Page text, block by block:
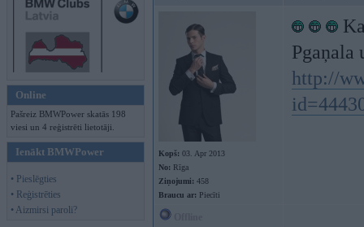
Online
Pašreiz BMWPower skatās 198
viesi un 4 reģistrēti lietotāji.
Ienākt BMWPower
• Pieslēgties
• Reģistrēties
• Aizmirsi paroli?
Kopš: 03. Apr 2013
No: Rīga
Ziņojumi: 458
Braucu ar: Piecīti
Pgaņala
http://